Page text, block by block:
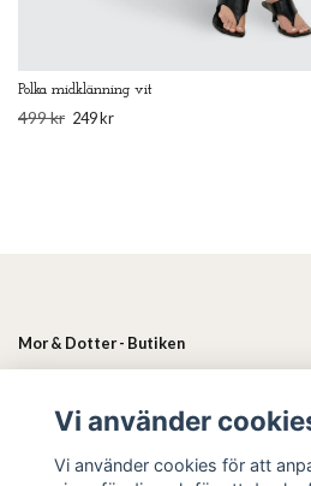
Polka midklänning vit
499 kr 249 kr
Mor & Dotter - Butiken
Sociala medier
Vi använder
Vi använder cookies för att